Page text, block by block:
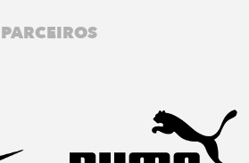
PARCEIROS